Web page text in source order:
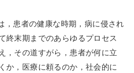
，患者の健康な時期，病に侵され
終末期までのあらゆるプロセス
，その道すがら，患者が何に立
か，医療に頼るのか，社会的に